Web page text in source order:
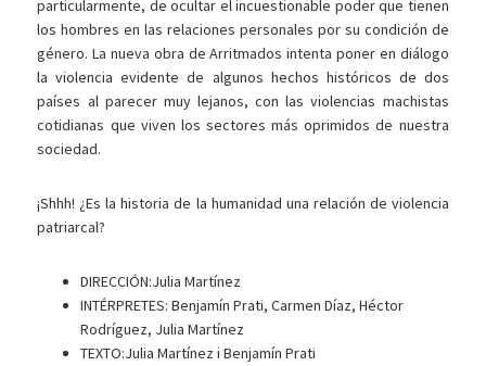
particularmente, de ocultar el incuestionable poder que tienen
los hombres en las relaciones personales por su condición de
género. La nueva obra de Arritmados intenta poner en diálogo
la violencia evidente de algunos hechos históricos de dos
países al parecer muy lejanos, con las violencias machistas
cotidianas que viven los sectores más oprimidos de nuestra
sociedad.
¡Shhh! ¿Es la historia de la humanidad una relación de violencia
patriarcal?
DIRECCIÓN:Julia Martínez
INTÉRPRETES: Benjamín Prati, Carmen Díaz, Héctor
Rodríguez, Julia Martínez
TEXTO:Julia Martínez i Benjamín Prati